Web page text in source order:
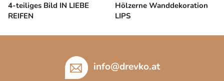
4-teiliges Bild IN LIEBE
REIFEN
Hölzerne Wanddekoration
LIPS
info@drevko.at